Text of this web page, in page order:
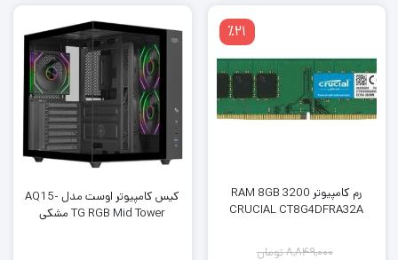
٪21
رم کامپیوتر RAM 8GB 3200
CRUCIAL CT8G4DFRA32A
8,849,000تومان
کیس کامپیوتر اوست مدل AQ15-
TG RGB Mid Tower مشکی